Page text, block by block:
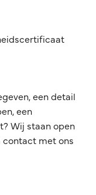
een detail
een
Wij staan open
contact met ons